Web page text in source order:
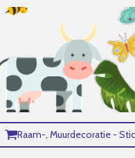
Raam-, Muurdecoratie -